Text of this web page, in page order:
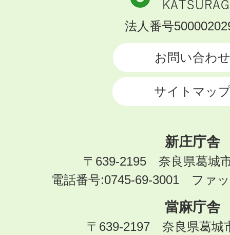
市
KATSURAGI
法人番号
お問い合わせ
サイトマッ
新庄庁舎
〒639-2195 奈良県葛城
電話番号:0745-69-3001 ファ
當麻庁舎
〒639-2197 奈良県葛城